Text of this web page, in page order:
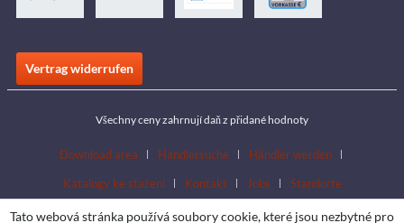
Vertrag widerrufen
Všechny ceny zahrnují daň z přidané hodnoty
Download area Händlersuche
Händler werden
Katalogy ke stažení
Kontakt Jobs Standorte
Tato webová stránka používá soubory cookie, které jsou nezbytné pro